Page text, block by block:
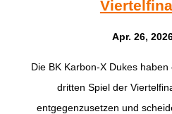
Apr. 26,
Die BK Karbon-X Dukes
dritten Spiel der
entgegenzusetzen und